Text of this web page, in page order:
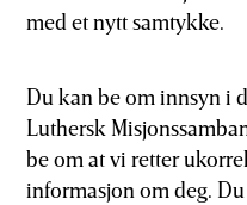
med et nytt samtykke.
Du kan be om innsyn i
Luthersk
be om at vi retter
informasjon om deg.